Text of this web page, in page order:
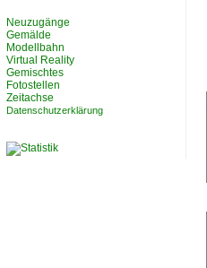
Neuzugänge
Gemälde
Modellbahn
Virtual Reality
Gemischtes
Fotostellen
Zeitachse
Datenschutzerklärung